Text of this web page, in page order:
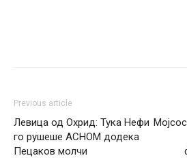
Previous article
Левица од Охрид: Тука Нефи
го рушеше АСНОМ додека
Пецаков молчи